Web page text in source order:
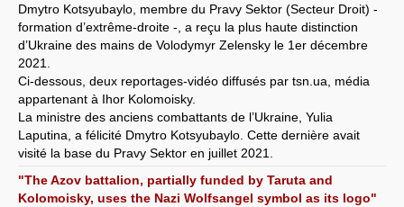
Dmytro Kotsyubaylo, membre du Pravy Sektor (Secteur Droit) -
formation d’extrême-droite -, a reçu la plus haute distinction
d’Ukraine des mains de Volodymyr Zelensky le 1er décembre
2021.
Ci-dessous, deux reportages-vidéo diffusés par tsn.ua, média
appartenant à Ihor Kolomoisky.
La ministre des anciens combattants de l’Ukraine, Yulia
Laputina, a félicité Dmytro Kotsyubaylo. Cette dernière avait
visité la base du Pravy Sektor en juillet 2021.
"The Azov battalion, partially funded by Taruta and
Kolomoisky, uses the Nazi Wolfsangel symbol as its logo"